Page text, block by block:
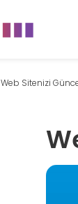
Web Sitenizi